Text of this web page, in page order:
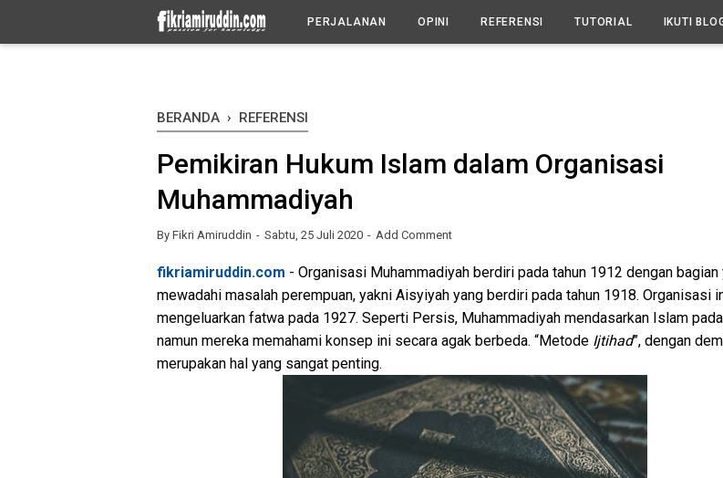
PERJALANAN OPINI REFERENSI TUTORIAL IKUTI
BERANDA › REFERENSI
Pemikiran Hukum Islam dalam Organisasi
Muhammadiyah
By Fikri Amiruddin Sabtu, 25 Juli 2020 Add Comment
fikriamiruddin.com - Organisasi Muhammadiyah berdiri pada tahun 1912 dengan bagian
mewadahi masalah perempuan, yakni Aisyiyah yang berdiri pada tahun 1918. Organisasi
mengeluarkan fatwa pada 1927. Seperti Persis, Muhammadiyah mendasarkan Islam pada
namun mereka memahami konsep ini secara agak berbeda. “Metode Ijtihad”, dengan
merupakan hal yang sangat penting.